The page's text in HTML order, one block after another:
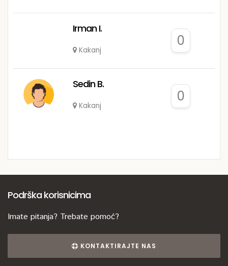
Irman I.
Kakanj
0
Sedin B.
Kakanj
0
Podrška korisnicima
Imate pitanja? Trebate pomoć?
KONTAKTIRAJTE NAS